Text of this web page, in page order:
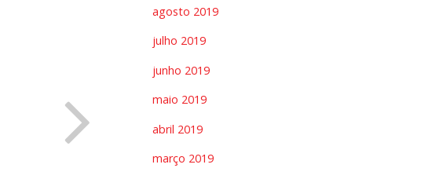
agosto 2019
julho 2019
junho 2019
maio 2019
abril 2019
março 2019